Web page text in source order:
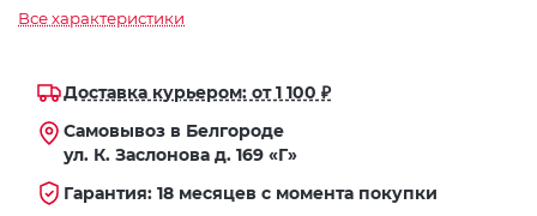
Все характеристики
Доставка курьером: от 1 100 ₽
Самовывоз в Белгороде
ул. К. Заслонова д. 169 «Г»
Гарантия: 18 месяцев с момента покупки